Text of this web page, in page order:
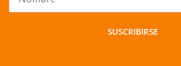
SUSCRIBIRSE